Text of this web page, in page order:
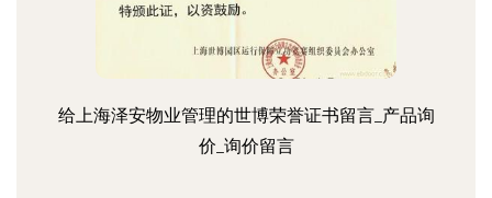
给上海泽安物业管理的世博荣誉证书留言_产品询
价_询价留言